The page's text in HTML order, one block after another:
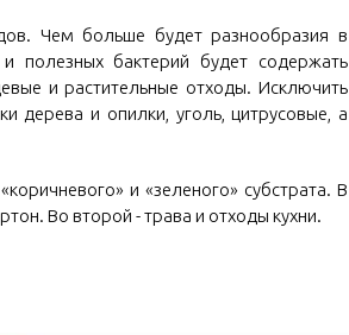
Чем больше будет разнообразия в
полезных бактерий будет содержать
и растительные отходы. Исключить
дерева и опилки, уголь, цитрусовые, а
и «зеленого» субстрата. В
Во второй - трава и отходы кухни.